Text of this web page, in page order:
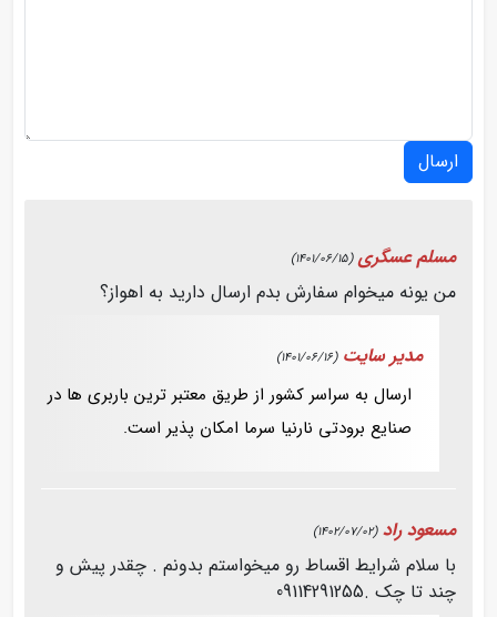
ارسال
مسلم عسگری (1401/06/15)
من یونه میخوام سفارش بدم ارسال دارید به اهواز؟
مدیر سایت (1401/06/16)
ارسال به سراسر کشور از طریق معتبر ترین باربری ها در
صنایع برودتی نارنیا سرما امکان پذیر است.
مسعود راد(1402/07/02)
با سلام شرایط اقساط رو میخواستم بدونم . چقدر پیش و
چند تا چک .09114291255